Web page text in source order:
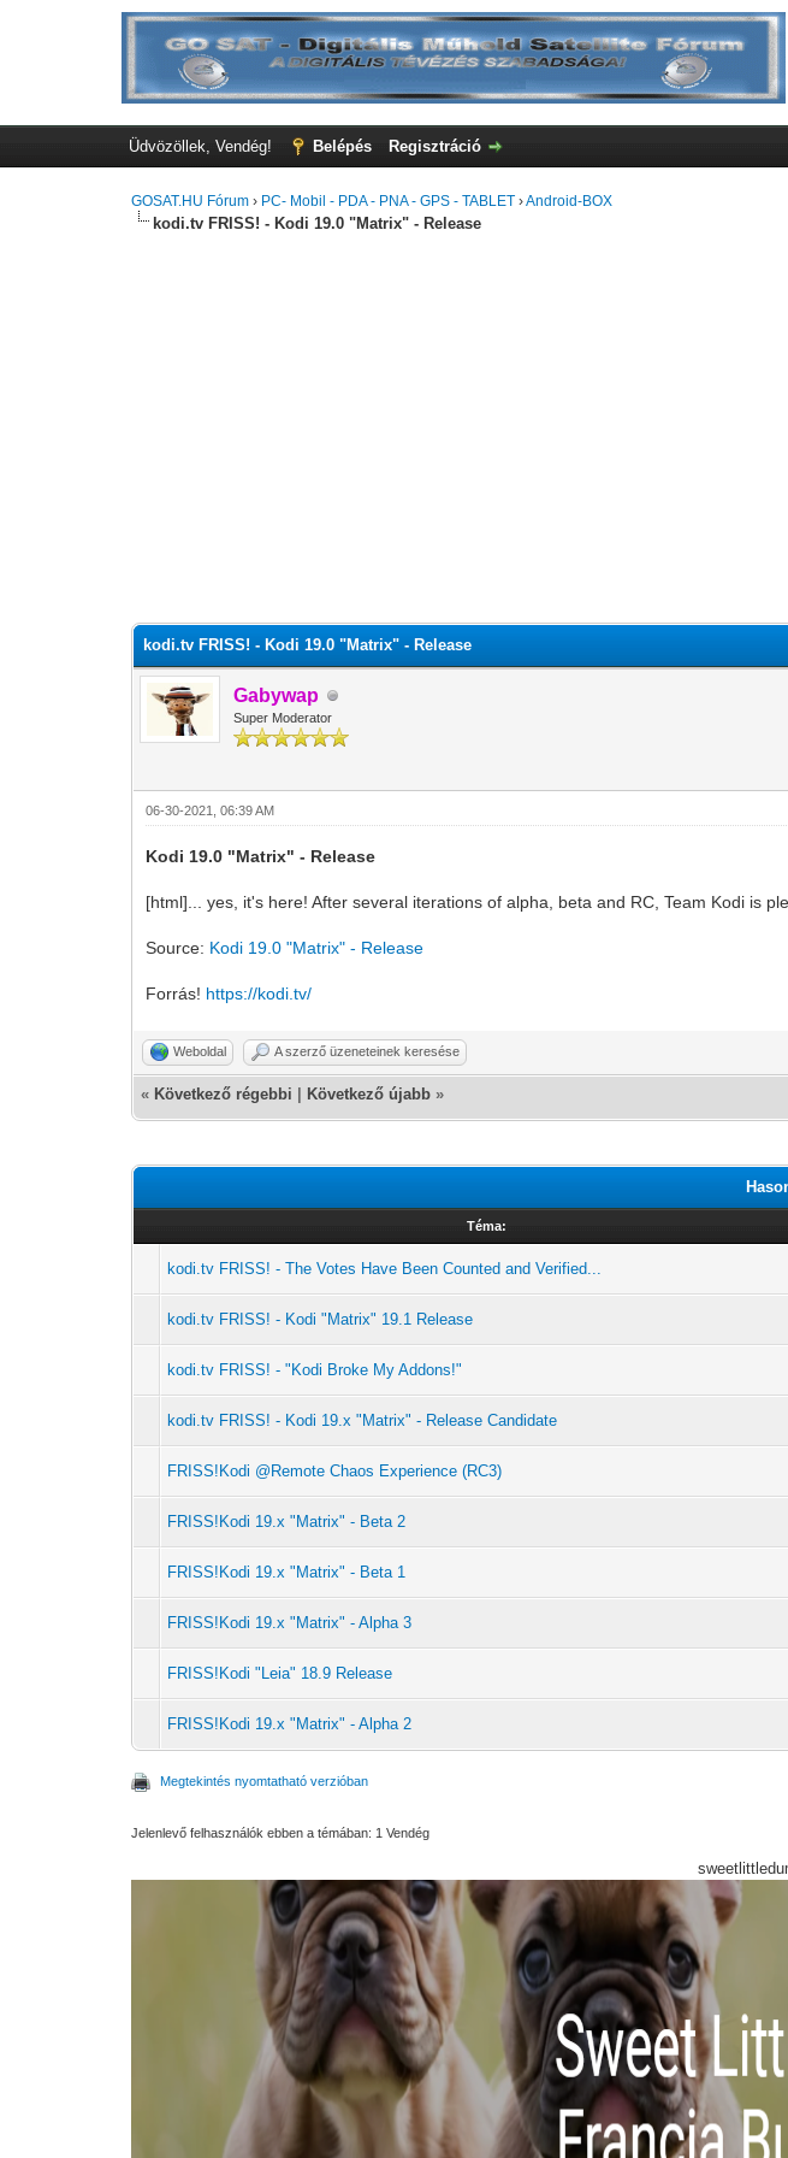
Üdvözöllek, Vendég! Belépés Regisztráció
GOSAT.HU Fórum › PC- Mobil - PDA - PNA - GPS - TABLET ›Android-BOX
kodi.tv FRISS! - Kodi 19.0 "Matrix" - Release
kodi.tv FRISS! - Kodi 19.0 "Matrix" - Release
Gabywap
Super Moderator
06-30-2021, 06:39 AM
Kodi 19.0 "Matrix" - Release
[html]... yes, it's here! After several iterations of alpha, beta and RC, Team Kodi is
Source: Kodi 19.0 "Matrix" - Release
Forrás! https://kodi.tv/
Weboldal A szerző üzeneteinek keresése
« Következő régebbi Következő újabb »
Téma:
kodi.tv FRISS! - The Votes Have Been Counted and Verified...
kodi.tv FRISS! - Kodi "Matrix" 19.1 Release
kodi.tv FRISS! - "Kodi Broke My Addons!"
kodi.tv FRISS! - Kodi 19.x "Matrix" - Release Candidate
FRISS!Kodi @Remote Chaos Experience (RC3)
FRISS!Kodi 19.x "Matrix" - Beta 2
FRISS!Kodi 19.x "Matrix" - Beta 1
FRISS!Kodi 19.x "Matrix" - Alpha 3
FRISS!Kodi "Leia" 18.9 Release
FRISS!Kodi 19.x "Matrix" - Alpha 2
Megtekintés nyomtatható verzióban
Jelenlevő felhasználók ebben a témában: 1 Vendég